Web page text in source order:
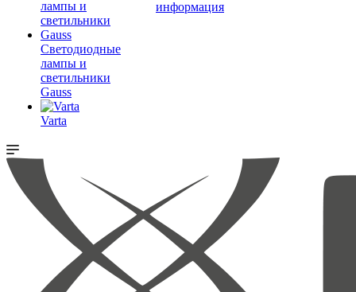
Светодиодные
лампы и
светильники
Gauss
Varta
информация